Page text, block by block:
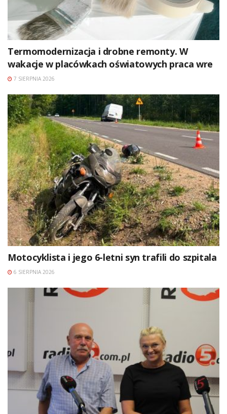
Termomodernizacja i drobne remonty. W
wakacje w placówkach oświatowych praca wre
7 SIERPNIA 2026
Motocyklista i jego 6-letni syn trafili do szpitala
6 SIERPNIA 2026